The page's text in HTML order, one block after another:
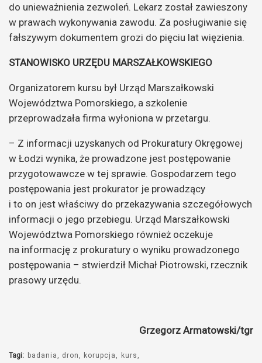
do unieważnienia zezwoleń. Lekarz został zawieszony
w prawach wykonywania zawodu. Za posługiwanie się
fałszywym dokumentem grozi do pięciu lat więzienia.
STANOWISKO URZĘDU MARSZAŁKOWSKIEGO
Organizatorem kursu był Urząd Marszałkowski
Województwa Pomorskiego, a szkolenie
przeprowadzała firma wyłoniona w przetargu.
– Z informacji uzyskanych od Prokuratury Okręgowej
w Łodzi wynika, że prowadzone jest postępowanie
przygotowawcze w tej sprawie. Gospodarzem tego
postępowania jest prokurator je prowadzący
i to on jest właściwy do przekazywania szczegółowych
informacji o jego przebiegu. Urząd Marszałkowski
Województwa Pomorskiego również oczekuje
na informację z prokuratury o wyniku prowadzonego
postępowania – stwierdził Michał Piotrowski, rzecznik
prasowy urzędu.
Grzegorz Armatowski/tgr
Tagi: badania dron korupcja
kurs